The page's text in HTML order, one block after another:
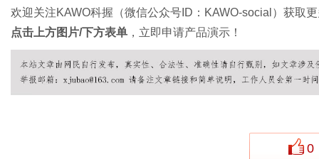
欢迎关注KAWO科握（微信公众号ID：KAWO-social）获取
点击上方图片/下方表单 ，立即申请产品演示！
0